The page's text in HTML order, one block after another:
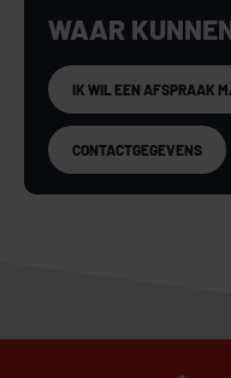
WAAR
IK WIL EEN AFSPRAAK
CONTACTGEGEVENS